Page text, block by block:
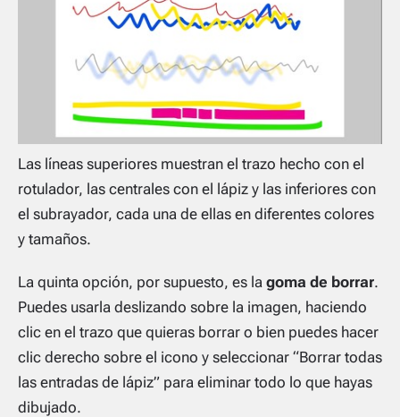
Las líneas superiores muestran el trazo hecho con el
rotulador, las centrales con el lápiz y las inferiores con
el subrayador, cada una de ellas en diferentes colores
y tamaños.
La quinta opción, por supuesto, es la goma de borrar.
Puedes usarla deslizando sobre la imagen, haciendo
clic en el trazo que quieras borrar o bien puedes hacer
clic derecho sobre el icono y seleccionar “Borrar todas
las entradas de lápiz” para eliminar todo lo que hayas
dibujado.